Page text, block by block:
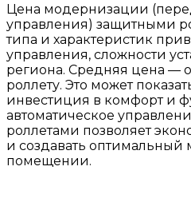
Цена модернизации
управления) защитными
типа и характеристик
управления, сложности
региона. Средняя цена —
роллету. Это может
инвестиция в комфорт и
автоматическое
роллетами позволяет
и создавать оптимальный
помещении.